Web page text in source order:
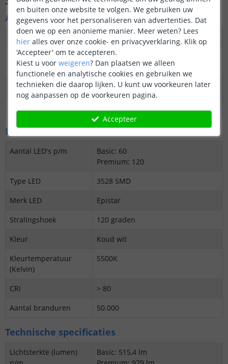
Algemene kenmerken
Dimbaar
Ja
3M plakstrip over de
gehele lengte
Ja
Garantie
5 jaar
LED's en licht
Aantal LED's p/m
Basic: 60
Premium: 120
Type LED
3528 SMD
Merk LED
Epistar
Stralingshoek
120 graden
Kleur
Koud wit
Kleurtemperatuur
(Kelvin)
5500K
CRI
> 80
Aantal branduren
50.000
Technische specificaties
Lichtsterkte (lumen)
Basic: 515,4 lm
en buiten onze website te volgen. We gebruiken uw
gegevens voor het personaliseren van advertenties. Dat
doen we op een anonieme manier. Meer weten? Lees
hier alles over onze cookie- en privacyverklaring. Klik op
'Accepteer' om te accepteren.
Kiest u voor weigeren? Dan plaatsen we alleen
functionele en analytische cookies en gebruiken we
technieken die daarop lijken. U kunt uw voorkeuren later
nog aanpassen op de voorkeuren pagina.
Accepteer